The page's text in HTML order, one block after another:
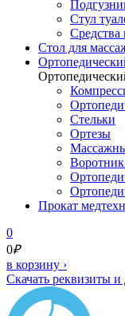
Стул
Средства
Cтол для
Стельки
Ортезы
Прокат
0
0₽
в корзину ›
Скачать реквизиты